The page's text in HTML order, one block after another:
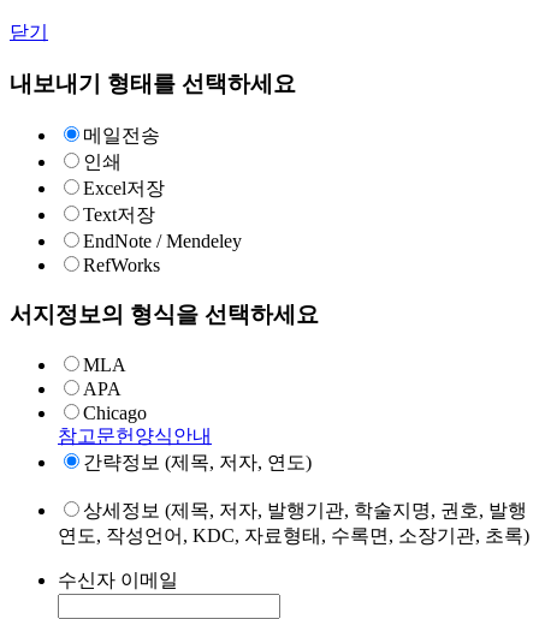
닫기
내보내기 형태를 선택하세요
메일전송
인쇄
Excel저장
Text저장
EndNote / Mendeley
RefWorks
서지정보의 형식을 선택하세요
MLA
APA
Chicago
참고문헌양식안내
간략정보 (제목, 저자, 연도)
상세정보 (제목, 저자, 발행기관, 학술지명, 권호, 발행
연도, 작성언어, KDC, 자료형태, 수록면, 소장기관, 초록)
수신자 이메일